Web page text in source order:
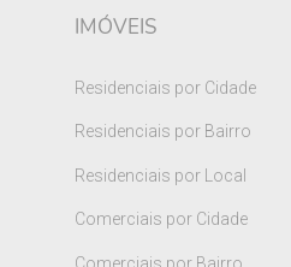
IMÓVEIS
Residenciais por Cidade
Residenciais por Bairro
Residenciais por Local
Comerciais por Cidade
Comerciais por Bairro